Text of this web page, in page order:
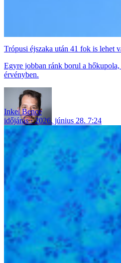
Trópusi éjszaka után 41 fok is lehet
Egyre jobban ránk borul a
érvényben.
Inkei Bence
időjárás
2026. június 28. 7:24